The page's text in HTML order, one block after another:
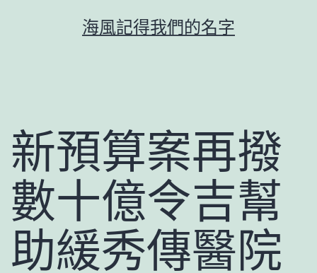
海風記得我們的名字
新預算案再撥
數十億令吉幫
助緩秀傳醫院